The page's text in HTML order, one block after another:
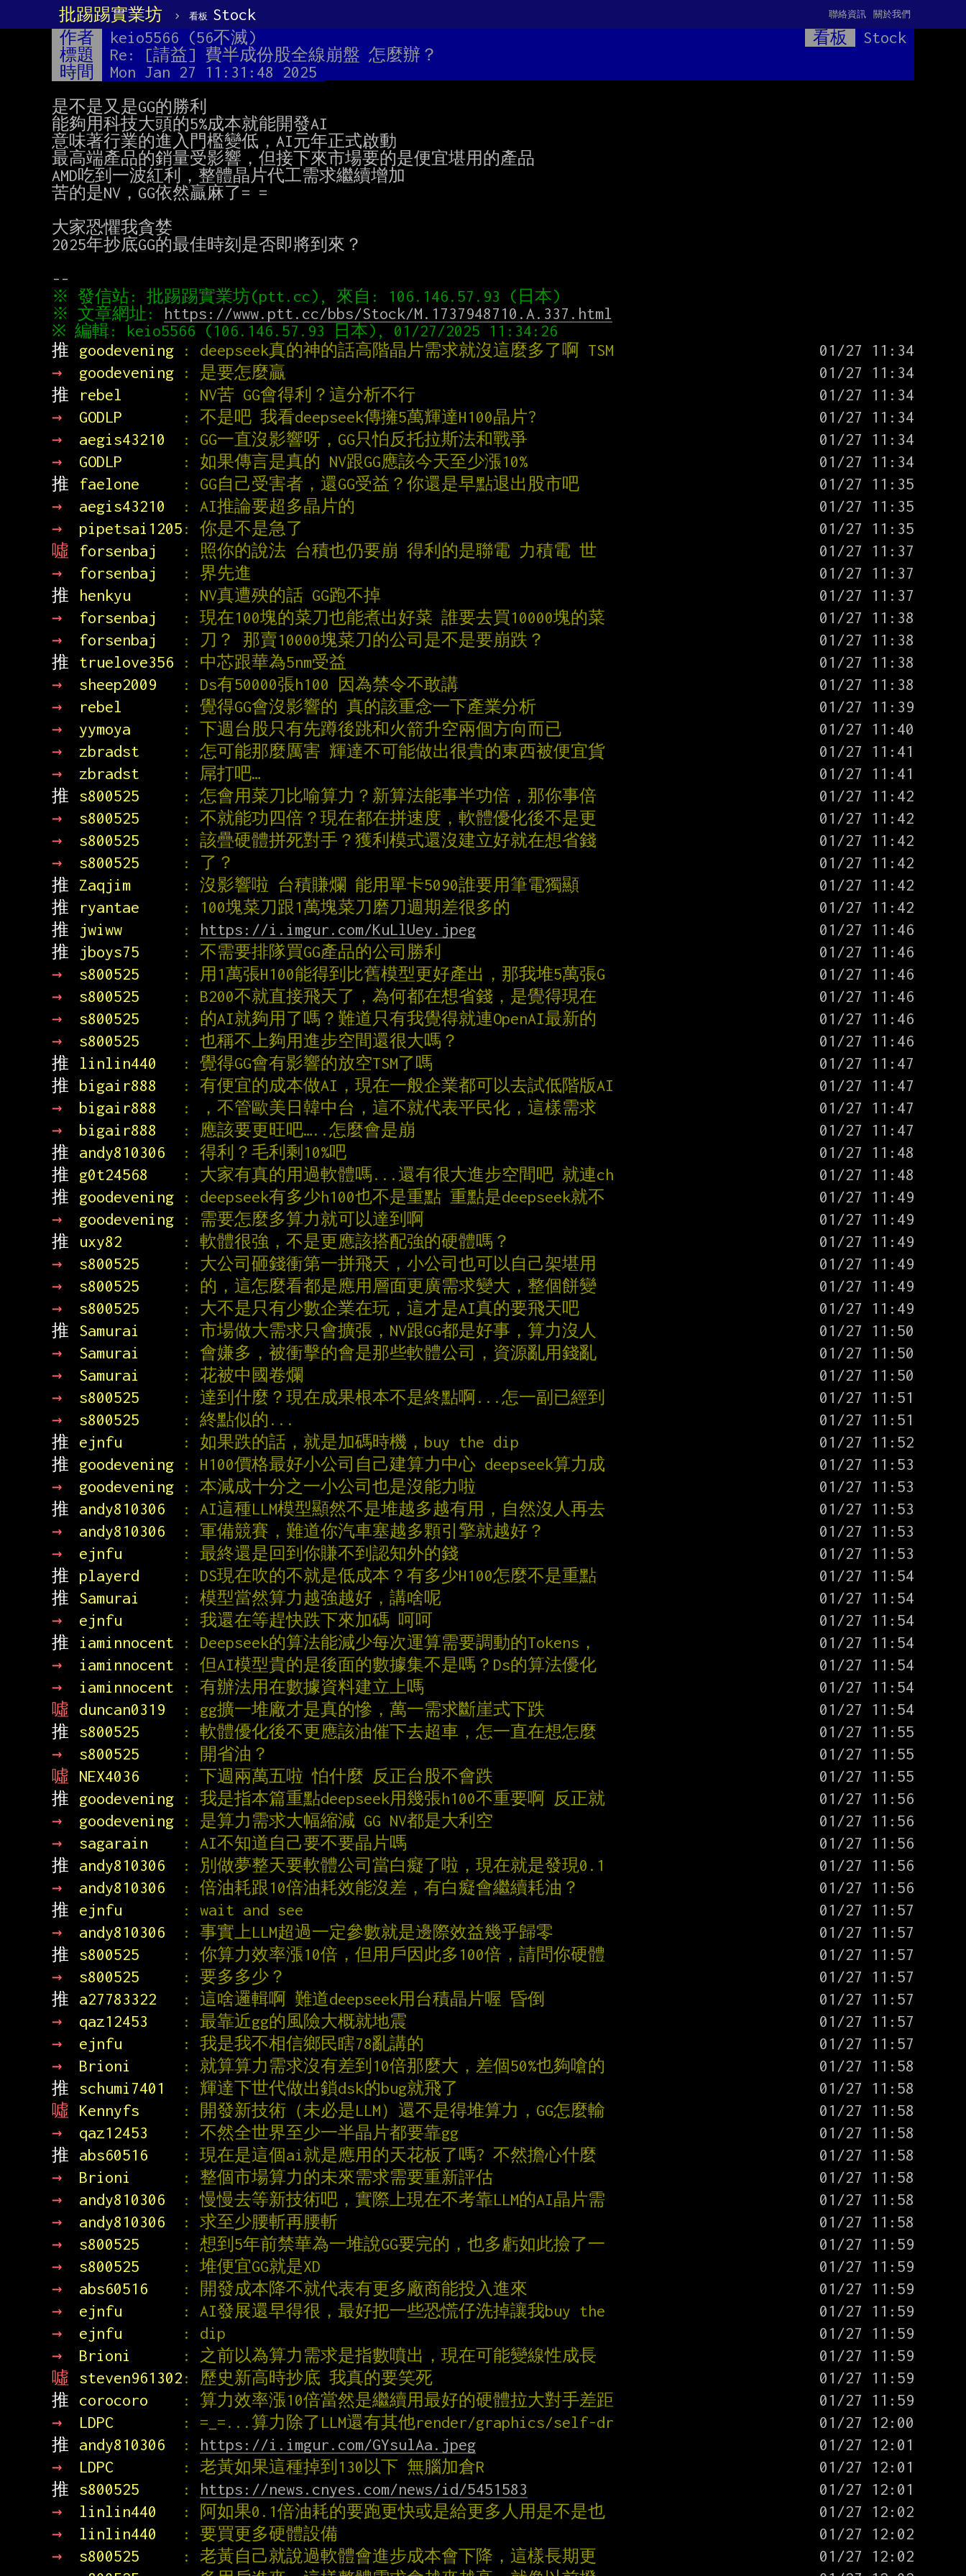
批踢踢實業坊 › 看板 Stock 關於我們
聯絡資訊
作者 keio5566 (56不滅) 看板
Stock
標題
Re: [請益] 費半成份股全線崩盤 怎麼辦？
時間
Mon Jan 27 11:31:48 2025
是不是又是GG的勝利
能夠用科技大頭的5%成本就能開發AI
意味著行業的進入門檻變低，AI元年正式啟動
最高端產品的銷量受影響，但接下來市場要的是便宜堪用的產品
AMD吃到一波紅利，整體晶片代工需求繼續增加
苦的是NV，GG依然贏麻了= =
大家恐懼我貪婪
2025年抄底GG的最佳時刻是否即將到來？
※ 文章網址: https://www.ptt.cc/bbs/Stock/M.1737948710.A.337.html
推
goodevening : deepseek真的神的話高階晶片需求就沒這麼多了啊 TSM
→
goodevening : 是要怎麼贏
推
rebel : NV苦 GG會得利？這分析不行
→
GODLP : 不是吧 我看deepseek傳擁5萬輝達H100晶片?
→
aegis43210 : GG一直沒影響呀，GG只怕反托拉斯法和戰爭
→
GODLP : 如果傳言是真的 NV跟GG應該今天至少漲10%
推
faelone : GG自己受害者，還GG受益？你還是早點退出股市吧
→
aegis43210 : AI推論要超多晶片的
→
pipetsai1205: 你是不是急了
噓
forsenbaj : 照你的說法 台積也仍要崩 得利的是聯電 力積電 世
→
forsenbaj : 界先進
推
henkyu : NV真遭殃的話 GG跑不掉
→
forsenbaj : 現在100塊的菜刀也能煮出好菜 誰要去買10000塊的菜
→
forsenbaj : 刀？ 那賣10000塊菜刀的公司是不是要崩跌？
推
truelove356 : 中芯跟華為5nm受益
→
sheep2009 : Ds有50000張h100 因為禁令不敢講
→
rebel : 覺得GG會沒影響的 真的該重念一下產業分析
→
yymoya : 下週台股只有先蹲後跳和火箭升空兩個方向而已
→
zbradst : 怎可能那麼厲害 輝達不可能做出很貴的東西被便宜貨
→
zbradst : 屌打吧…
推
s800525 : 怎會用菜刀比喻算力？新算法能事半功倍，那你事倍
→
s800525 : 不就能功四倍？現在都在拼速度，軟體優化後不是更
→
s800525 : 該疊硬體拼死對手？獲利模式還沒建立好就在想省錢
→
s800525 : 了？
推
Zaqjim : 沒影響啦 台積賺爛 能用單卡5090誰要用筆電獨顯
推
ryantae : 100塊菜刀跟1萬塊菜刀磨刀週期差很多的
推
jwiww : https://i.imgur.com/KuLlUey.jpeg
推
jboys75 : 不需要排隊買GG產品的公司勝利
→
s800525 : 用1萬張H100能得到比舊模型更好產出，那我堆5萬張G
→
s800525 : B200不就直接飛天了，為何都在想省錢，是覺得現在
→
s800525 : 的AI就夠用了嗎？難道只有我覺得就連OpenAI最新的
→
s800525 : 也稱不上夠用進步空間還很大嗎？
推
linlin440 : 覺得GG會有影響的放空TSM了嗎
推
bigair888 : 有便宜的成本做AI，現在一般企業都可以去試低階版AI
→
bigair888 : ，不管歐美日韓中台，這不就代表平民化，這樣需求
→
bigair888 : 應該要更旺吧…..怎麼會是崩
推
andy810306 : 得利？毛利剩10%吧
推
g0t24568 : 大家有真的用過軟體嗎...還有很大進步空間吧 就連ch
推
goodevening : deepseek有多少h100也不是重點 重點是deepseek就不
→
goodevening : 需要怎麼多算力就可以達到啊
推
uxy82 : 軟體很強，不是更應該搭配強的硬體嗎？
→
s800525 : 大公司砸錢衝第一拼飛天，小公司也可以自己架堪用
→
s800525 : 的，這怎麼看都是應用層面更廣需求變大，整個餅變
→
s800525 : 大不是只有少數企業在玩，這才是AI真的要飛天吧
推
Samurai : 市場做大需求只會擴張，NV跟GG都是好事，算力沒人
→
Samurai : 會嫌多，被衝擊的會是那些軟體公司，資源亂用錢亂
→
Samurai : 花被中國卷爛
→
s800525 : 達到什麼？現在成果根本不是終點啊...怎一副已經到
→
s800525 : 終點似的...
推
ejnfu : 如果跌的話，就是加碼時機，buy the dip
推
goodevening : H100價格最好小公司自己建算力中心 deepseek算力成
→
goodevening : 本減成十分之一小公司也是沒能力啦
推
andy810306 : AI這種LLM模型顯然不是堆越多越有用，自然沒人再去
→
andy810306 : 軍備競賽，難道你汽車塞越多顆引擎就越好？
→
ejnfu : 最終還是回到你賺不到認知外的錢
推
playerd : DS現在吹的不就是低成本？有多少H100怎麼不是重點
推
Samurai : 模型當然算力越強越好，講啥呢
→
ejnfu : 我還在等趕快跌下來加碼 呵呵
推
iaminnocent : Deepseek的算法能減少每次運算需要調動的Tokens，
→
iaminnocent : 但AI模型貴的是後面的數據集不是嗎？Ds的算法優化
→
iaminnocent : 有辦法用在數據資料建立上嗎
噓
duncan0319 : gg擴一堆廠才是真的慘，萬一需求斷崖式下跌
推
s800525 : 軟體優化後不更應該油催下去超車，怎一直在想怎麼
→
s800525 : 開省油？
噓
NEX4036 : 下週兩萬五啦 怕什麼 反正台股不會跌
推
goodevening : 我是指本篇重點deepseek用幾張h100不重要啊 反正就
→
goodevening : 是算力需求大幅縮減 GG NV都是大利空
→
sagarain : AI不知道自己要不要晶片嗎
推
andy810306 : 別做夢整天要軟體公司當白癡了啦，現在就是發現0.1
→
andy810306 : 倍油耗跟10倍油耗效能沒差，有白癡會繼續耗油？
推
ejnfu : wait and see
→
andy810306 : 事實上LLM超過一定參數就是邊際效益幾乎歸零
推
s800525 : 你算力效率漲10倍，但用戶因此多100倍，請問你硬體
→
s800525 : 要多多少？
推
a27783322 : 這啥邏輯啊 難道deepseek用台積晶片喔 昏倒
→
qaz12453 : 最靠近gg的風險大概就地震
→
ejnfu : 我是我不相信鄉民瞎78亂講的
→
Brioni : 就算算力需求沒有差到10倍那麼大，差個50%也夠嗆的
推
schumi7401 : 輝達下世代做出鎖dsk的bug就飛了
噓
Kennyfs : 開發新技術（未必是LLM）還不是得堆算力，GG怎麼輸
→
qaz12453 : 不然全世界至少一半晶片都要靠gg
推
abs60516 : 現在是這個ai就是應用的天花板了嗎? 不然擔心什麼
→
Brioni : 整個市場算力的未來需求需要重新評估
→
andy810306 : 慢慢去等新技術吧，實際上現在不考靠LLM的AI晶片需
→
andy810306 : 求至少腰斬再腰斬
→
s800525 : 想到5年前禁華為一堆說GG要完的，也多虧如此撿了一
→
s800525 : 堆便宜GG就是XD
→
abs60516 : 開發成本降不就代表有更多廠商能投入進來
→
ejnfu : AI發展還早得很，最好把一些恐慌仔洗掉讓我buy the
→
ejnfu : dip
→
Brioni : 之前以為算力需求是指數噴出，現在可能變線性成長
噓
steven961302: 歷史新高時抄底 我真的要笑死
推
corocoro : 算力效率漲10倍當然是繼續用最好的硬體拉大對手差距
→
LDPC : =_=...算力除了LLM還有其他render/graphics/self-dr
推
andy810306 : https://i.imgur.com/GYsulAa.jpeg
→
LDPC : 老黃如果這種掉到130以下 無腦加倉R
推
s800525 : https://news.cnyes.com/news/id/5451583
→
linlin440 : 阿如果0.1倍油耗的要跑更快或是給更多人用是不是也
→
linlin440 : 要買更多硬體設備
→
s800525 : 老黃自己就說過軟體會進步成本會下降，這樣長期更